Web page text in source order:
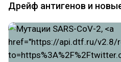
Дрейф антигенов и